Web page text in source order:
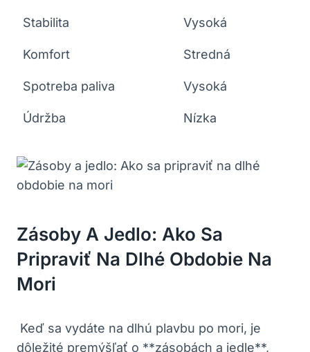
Stabilita Vysoká
Komfort Stredná
Spotreba paliva Vysoká
Údržba Nízka
Zásoby A Jedlo:‌ Ako‍ Sa
Pripraviť Na Dlhé ⁣obdobie Na
Mori
​ Keď sa vydáte na dlhú plavbu po mori, je
dôležité premýšľať o **zásobách a jedle**,